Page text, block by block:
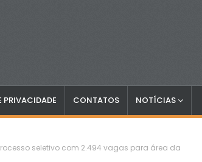
PRIVACIDADE CONTATOS NOTÍCIAS
seletivo com 2.494 vagas para área da